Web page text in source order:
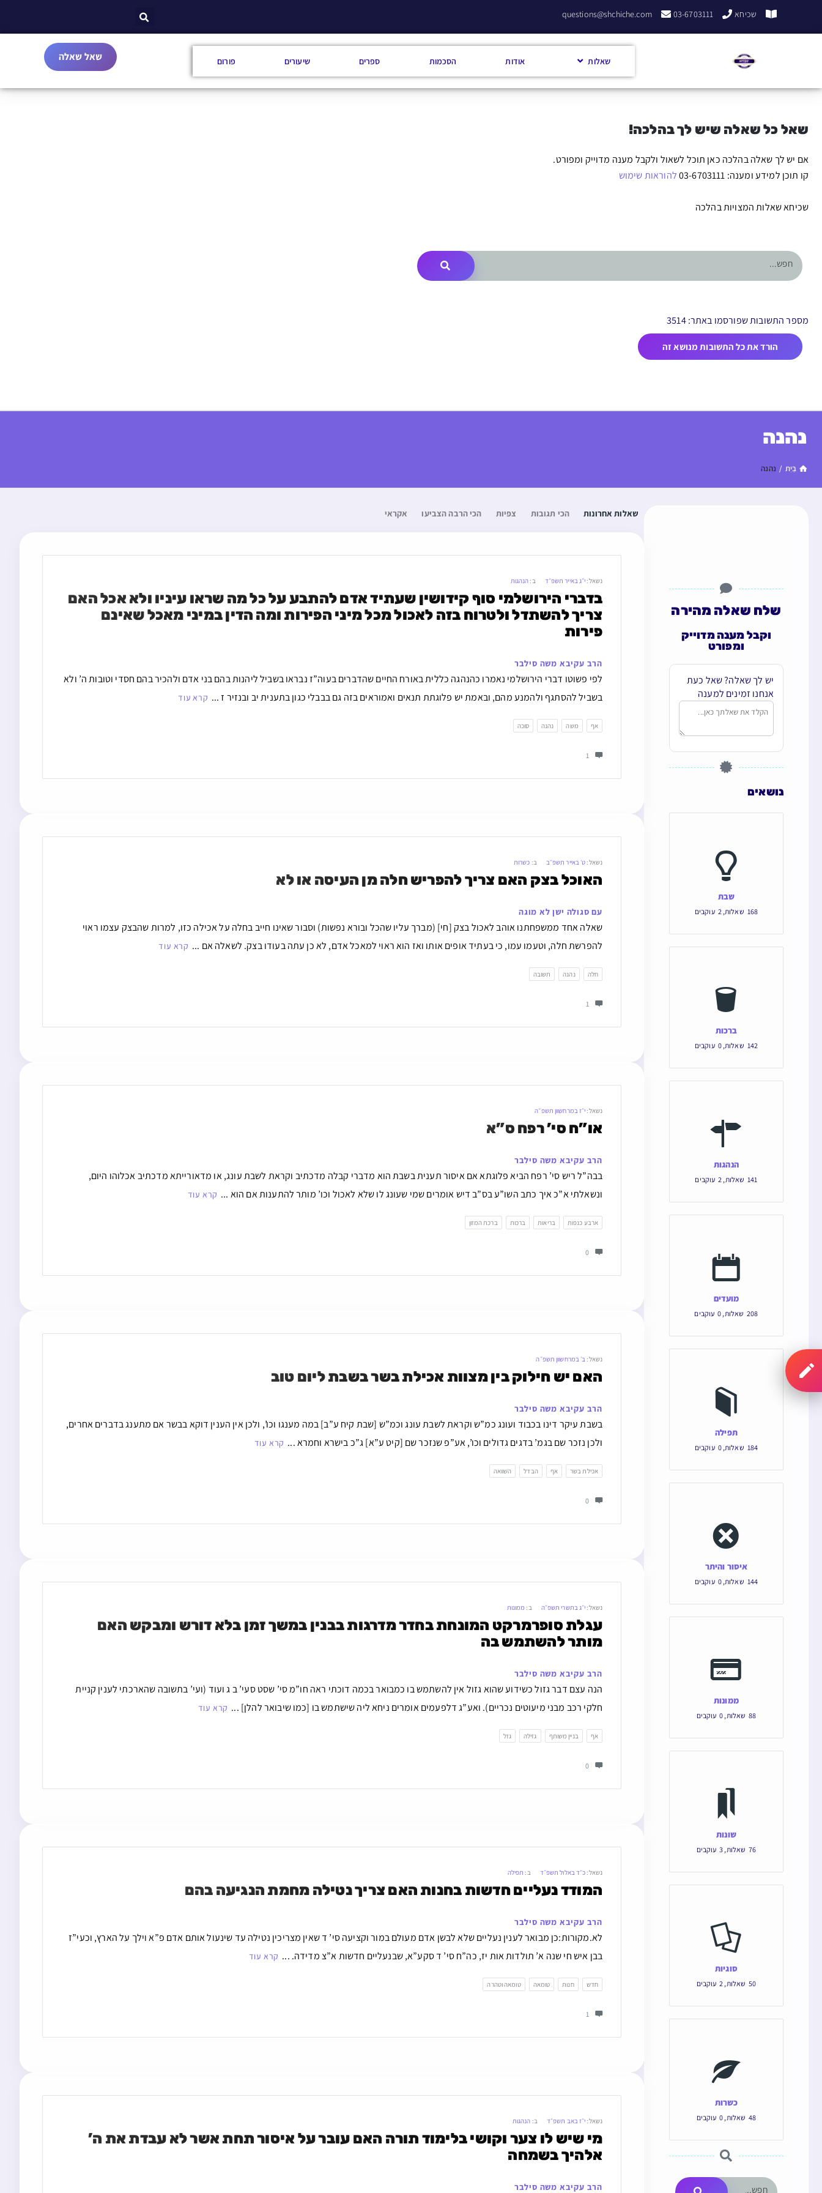
שכיחא 03-6703111
questions@shchiche.com
שאלות אודות הסכמות ספרים שיעורים פורום שאל שאלה
שאל כל שאלה שיש לך בהלכה!
אם יש לך שאלה בהלכה כאן תוכל לשאול ולקבל מענה מדוייק ומפורט.
קו תוכן למידע ומענה: 03-6703111
להוראות שימוש
שכיחא שאלות המצויות בהלכה
מספר התשובות שפורסמו באתר: 3514
הורד את כל התשובות מנושא זה
נהנה
בַּיִת / נהנה
שאלות אחרונות הכי תגובות צפיות הכי הרבה הצביעו אקראי
נשאל: י״ג באייר תשפ״ד ב: הנהגות
פירות
הרב עקיבא משה סילבר
לפי פשוטו דברי הירושלמי נאמרו כהנהגה כללית באורח החיים שהדברים בעוה”ז נבראו בשביל ליהנות בהם בני אדם ולהכיר בהם חסדי וטובות ה’ ולא
בשביל להסתגף ולהמנע מהם, ובאמת יש פלוגתת תנאים ואמוראים בזה גם בבבלי כגון בתענית יב ובנזיר ז ... קרא עוד
אף משה נהנה סוכה
1
נשאל: ט׳ באייר תשפ״ב ב: כשרות
האוכל בצק האם צריך להפריש חלה מן העיסה או לא
עם סגולה ישן לא מוגה
שאלה אחד ממשפחתנו אוהב לאכול בצק [חי] (מברך עליו שהכל ובורא נפשות) וסבור שאינו חייב בחלה על אכילה כזו, למרות שהבצק עצמו ראוי
להפרשת חלה, וטעמו עמו, כי בעתיד אופים אותו ואז הוא ראוי למאכל אדם, לא כן עתה בעודו בצק. לשאלה אם ... קרא עוד
חלה נהנה תשובה
1
נשאל: י״ז במרחשוון תשפ״ה
או”ח סי’ רפח ס”א
הרב עקיבא משה סילבר
בבה”ל ריש סי’ רפח הביא פלוגתא אם איסור תענית בשבת הוא מדברי קבלה מדכתיב וקראת לשבת עונג, או מדאורייתא מדכתיב אכלוהו היום,
ונשאלתי א”כ איך כתב השו”ע בס”ב דיש אומרים שמי שעונג לו שלא לאכול וכו’ מותר להתענות אם הוא ... קרא עוד
ארבע כנפות בריאות ברכות ברכת המזון
0
נשאל: ב׳ במרחשוון תשפ״ה
האם יש חילוק בין מצוות אכילת בשר בשבת ליום טוב
הרב עקיבא משה סילבר
בשבת עיקר דינו בכבוד ועונג כמ”ש וקראת לשבת עונג וכמ”ש [שבת קיח ע”ב] במה מענגו וכו’, ולכן אין הענין דוקא בבשר אם מתענג בדברים אחרים,
ולכן נזכר שם בגמ’ בדגים גדולים וכו’, אע”פ שנזכר שם [קיט ע”א] ג”כ בישרא וחמרא ... קרא עוד
אכילת בשר אף הבדל השוואה
0
נשאל: י״ג בתשרי תשפ״ה ב: ממונות
מותר להשתמש בה
הרב עקיבא משה סילבר
הנה עצם דבר גזול כשידוע שהוא גזול אין להשתמש בו כמבואר בכמה דוכתי ראה חו”מ סי’ שסט סעי’ ב ג ועוד (ועי’ בתשובה שהארכתי לענין קניית
חלקי רכב מבני מיעוטים נכריים). ואע”ג דלפעמים אומרים ניחא ליה שישתמש בו [כמו שיבואר להלן] ... קרא עוד
אף בניין משותף גזילה גזל
0
נשאל: כ״ד באלול תשפ״ד ב: תפילה
המודד נעליים חדשות בחנות האם צריך נטילה מחמת הנגיעה בהם
הרב עקיבא משה סילבר
לא.מקורות:כן מבואר לענין נעליים שלא לבשן אדם מעולם במור וקציעה סי’ ד שאין מצריכין נטילה עד שינעול אותם אדם פ”א וילך על הארץ, וכעי”ז
בבן איש חי שנה א’ תולדות אות יז, כה”ח סי’ ד סקע”א, שבנעליים חדשות א”צ מדידה. ... קרא עוד
חדש חנות טומאה טומאה וטהרה
1
נשאל: י״ז באב תשפ״ד ב: הנהגות
אלהיך בשמחה
הרב עקיבא משה סילבר
שלח שאלה מהירה
וקבל מענה מדוייק
ומפורט
יש לך שאלה? שאל כעת
אנחנו זמינים למענה
נושאים
שבת
168 שאלות,
2 עוקבים
ברכות
142 שאלות,
0 עוקבים
הנהגות
141 שאלות,
2 עוקבים
מועדים
208 שאלות,
0 עוקבים
תפילה
184 שאלות,
0 עוקבים
איסור והיתר
144 שאלות,
0 עוקבים
ממונות
88 שאלות,
0 עוקבים
שונות
76 שאלות,
3 עוקבים
סוגיות
50 שאלות,
2 עוקבים
כשרות
48 שאלות,
0 עוקבים